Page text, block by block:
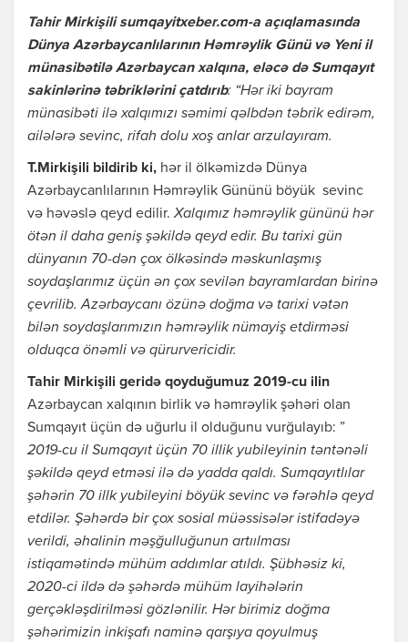
Tahir Mirkişili sumqayitxeber.com-a açıqlamasında
Dünya Azərbaycanlılarının Həmrəylik Günü və Yeni il
münasibətilə Azərbaycan xalqına, eləcə də Sumqayıt
sakinlərinə təbriklərini çatdırıb: “Hər iki bayram
münasibəti ilə xalqımızı səmimi qəlbdən təbrik edirəm,
ailələrə sevinc, rifah dolu xoş anlar arzulayıram.
T.Mirkişili bildirib ki, hər il ölkəmizdə Dünya
Azərbaycanlılarının Həmrəylik Gününü böyük sevinc
və həvəslə qeyd edilir.Xalqımız həmrəylik gününü hər
ötən il daha geniş şəkildə qeyd edir. Bu tarixi gün
dünyanın 70-dən çox ölkəsində məskunlaşmış
soydaşlarımız üçün ən çox sevilən bayramlardan birinə
çevrilib. Azərbaycanı özünə doğma və tarixi vətən
bilən soydaşlarımızın həmrəylik nümayiş etdirməsi
olduqca önəmli və qürurvericidir.
Tahir Mirkişili geridə qoyduğumuz 2019-cu ilin
Azərbaycan xalqının birlik və həmrəylik şəhəri olan
Sumqayıt üçün də uğurlu il olduğunu vurğulayıb: ”
2019-cu il Sumqayıt üçün 70 illik yubileyinin təntənəli
şəkildə qeyd etməsi ilə də yadda qaldı. Sumqayıtlılar
şəhərin 70 illk yubileyini böyük sevinc və fərəhlə qeyd
etdilər. Şəhərdə bir çox sosial müəssisələr istifadəyə
verildi, əhalinin məşğulluğunun artıılması
istiqamətində mühüm addımlar atıldı. Şübhəsiz ki,
2020-ci ildə də şəhərdə mühüm layihələrin
gerçəkləşdirilməsi gözlənilir. Hər birimiz doğma
şəhərimizin inkişafı naminə qarşıya qoyulmuş